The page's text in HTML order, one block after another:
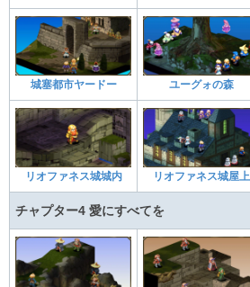
城塞都市ヤードー ユーグォの森
リオファネス城城内 リオファネス城屋上
チャプター4 愛にすべてを